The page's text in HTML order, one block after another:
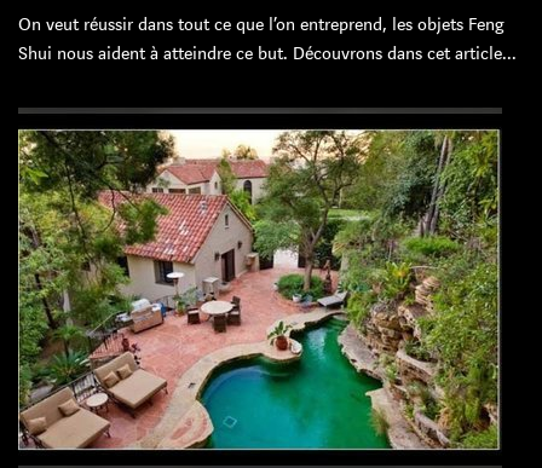
On veut réussir dans tout ce que l’on entreprend, les objets Feng
Shui nous aident à atteindre ce but. Découvrons dans cet article...